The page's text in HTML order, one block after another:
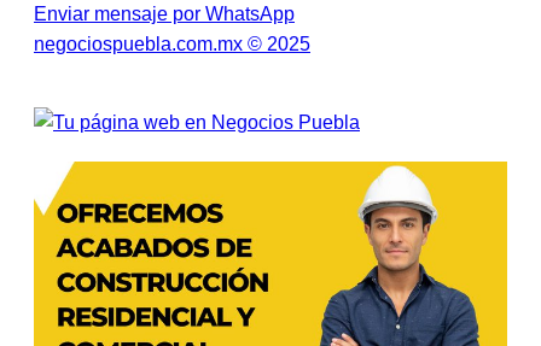
Enviar mensaje por WhatsApp
negociospuebla.com.mx © 2025